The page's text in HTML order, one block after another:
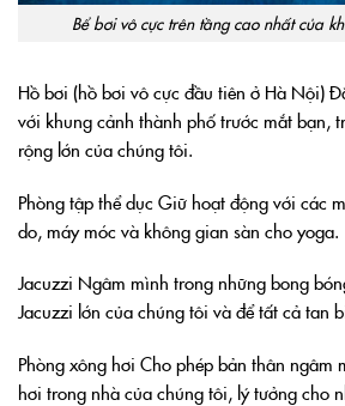
Bể bơi vô cực trên tầng cao nhất của
Hồ bơi (hồ bơi vô cực đầu tiên ở Hà Nội)
với khung cảnh thành phố trước mắt bạn,
rộng lớn của chúng tôi.
Phòng tập thể dục Giữ hoạt động với các
do, máy móc và không gian sàn cho yoga.
Jacuzzi Ngâm mình trong những bong
Jacuzzi lớn của chúng tôi và để tất cả tan
Phòng xông hơi Cho phép bản thân ngâm
hơi trong nhà của chúng tôi, lý tưởng cho